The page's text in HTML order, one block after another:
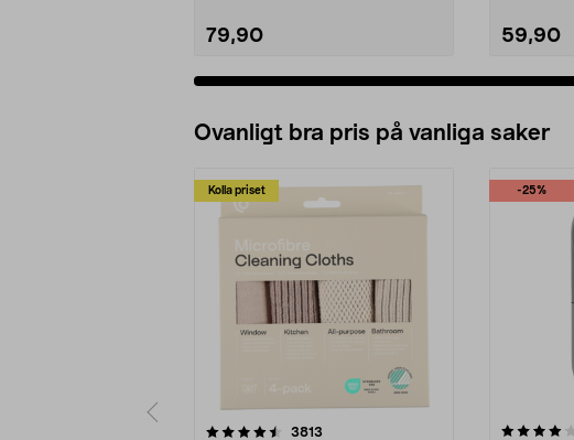
79,90 59,90
Ovanligt bra pris på vanliga saker
Kolla priset
3813
-25%
4.0av 5 stjärnor